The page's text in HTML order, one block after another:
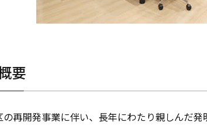
要
の再開発事業に伴い、長年にわたり親しんだ